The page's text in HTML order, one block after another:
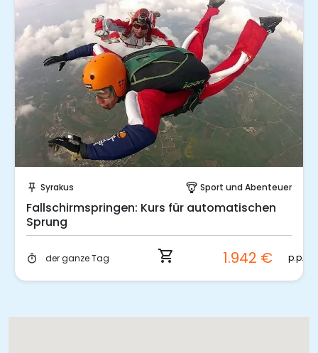
push_pin Syrakus paragliding Sport und Abenteuer
Fallschirmspringen: Kurs für automatischen
Sprung
timer der ganze Tag shopping_cart 1.942 € p.p.